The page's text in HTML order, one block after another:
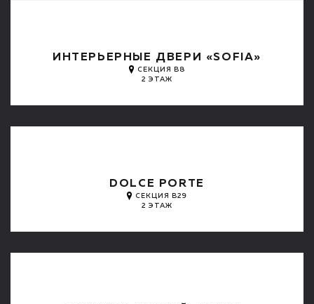
ИНТЕРЬЕРНЫЕ ДВЕРИ «SOFIA»
СЕКЦИЯ B8
2 ЭТАЖ
DOLCE PORTE
СЕКЦИЯ B29
2 ЭТАЖ